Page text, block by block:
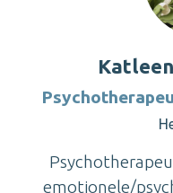
emotionele/